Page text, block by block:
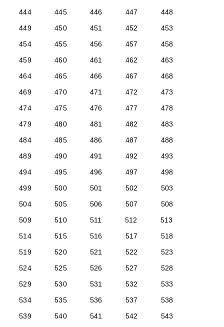
444 445 446 447
448
449
450 451 452
453
454
455 456 457
458
459
460 461 462
463
464
465 466 467
468
469
470 471 472
473
474
475 476 477
478
479
480 481 482
483
484
485 486 487
488
489
490 491 492
493
494
495 496 497
498
499
500 501 502
503
504
505 506 507
508
509
510 511 512
513
514
515 516 517
518
519
520 521 522
523
524
525 526 527
528
529
530 531 532
533
534
535 536 537
538
539
540 541 542
543